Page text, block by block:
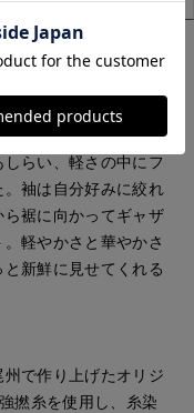
とほどよいハリにこ
トパーカーブルゾ
の配色に、オリジナル
らい、軽さの中にフ
袖は自分好みに絞れ
裾に向かってギャザ
軽やかさと華やかさ
新鮮に見せてくれる
で作り上げたオリジ
撚糸を使用し、糸染